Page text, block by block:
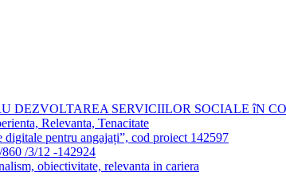
DEZVOLTAREA SERVICIILOR SOCIALE îN
Relevanta, Tenacitate
pentru angajați”, cod proiect 142597
/3/12 -142924
obiectivitate, relevanta in cariera